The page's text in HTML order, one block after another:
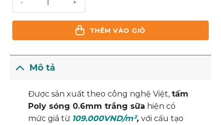
THÊM VÀO GIỎ
Mô tả
Được sản xuất theo công nghệ Việt, tấm
Poly sóng 0.6mm trắng sữa hiện có
mức giá từ 109.000VND/m², với cấu tạo